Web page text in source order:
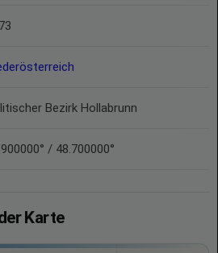
Bezirk Hollabrunn
/ 48.700000°
Karte